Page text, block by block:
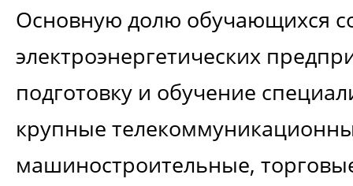
Основную долю обучающихся
электроэнергетических
подготовку и обучение
крупные
машиностроительные,